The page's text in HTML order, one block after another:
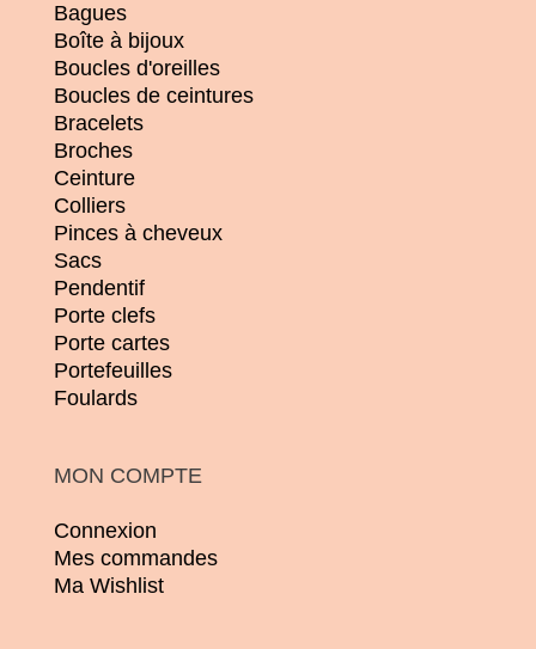
Bagues
Boîte à bijoux
Boucles d'oreilles
Boucles de ceintures
Bracelets
Broches
Ceinture
Colliers
Pinces à cheveux
Sacs
Pendentif
Porte clefs
Porte cartes
Portefeuilles
Foulards
MON COMPTE
Connexion
Mes commandes
Ma Wishlist